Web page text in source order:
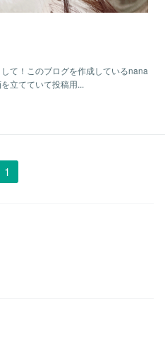
て！このブログを作成しているnana
立てていて投稿用...
1